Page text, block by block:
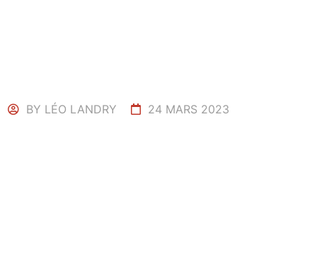
BY LÉO LANDRY 24 MARS 2023